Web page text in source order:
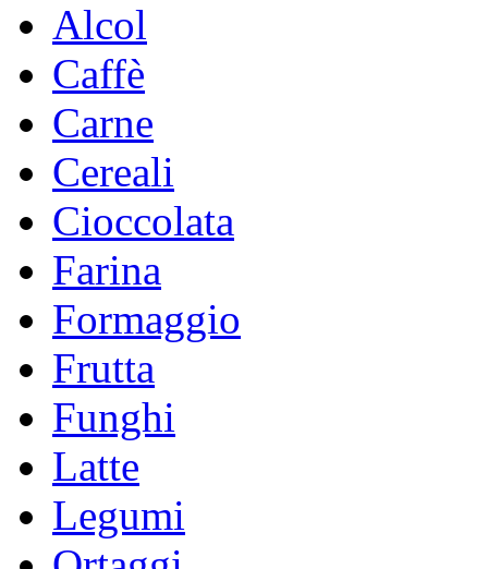
Alcol
Caffè
Carne
Cereali
Cioccolata
Farina
Formaggio
Frutta
Funghi
Latte
Legumi